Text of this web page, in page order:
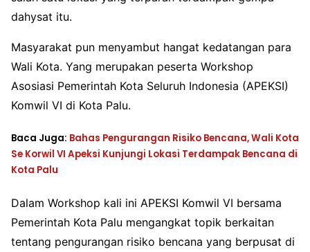
dahysat itu.
Masyarakat pun menyambut hangat kedatangan para
Wali Kota. Yang merupakan peserta Workshop
Asosiasi Pemerintah Kota Seluruh Indonesia (APEKSI)
Komwil VI di Kota Palu.
Baca Juga: Bahas Pengurangan Risiko Bencana, Wali Kota
Se Korwil VI Apeksi Kunjungi Lokasi Terdampak Bencana di
Kota Palu
Dalam Workshop kali ini APEKSI Komwil VI bersama
Pemerintah Kota Palu mengangkat topik berkaitan
tentang pengurangan risiko bencana yang berpusat di